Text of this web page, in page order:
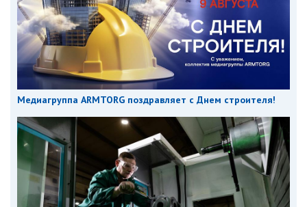
Медиагруппа ARMTORG поздравляет с Днем строителя!